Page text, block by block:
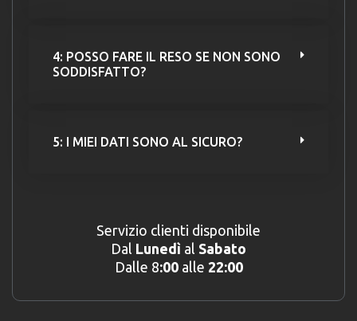
4: POSSO FARE IL RESO SE NON SONO
SODDISFATTO?
5: I MIEI DATI SONO AL SICURO?
Servizio clienti disponibile
Dal Lunedì al Sabato
Dalle 8:00alle 22:00